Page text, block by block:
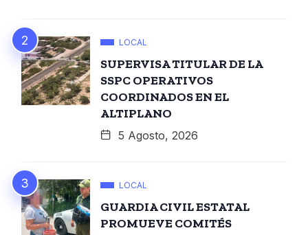
LOCAL
SUPERVISA TITULAR DE LA
SSPC OPERATIVOS
COORDINADOS EN EL
ALTIPLANO
5 Agosto, 2026
LOCAL
GUARDIA CIVIL ESTATAL
PROMUEVE COMITÉS